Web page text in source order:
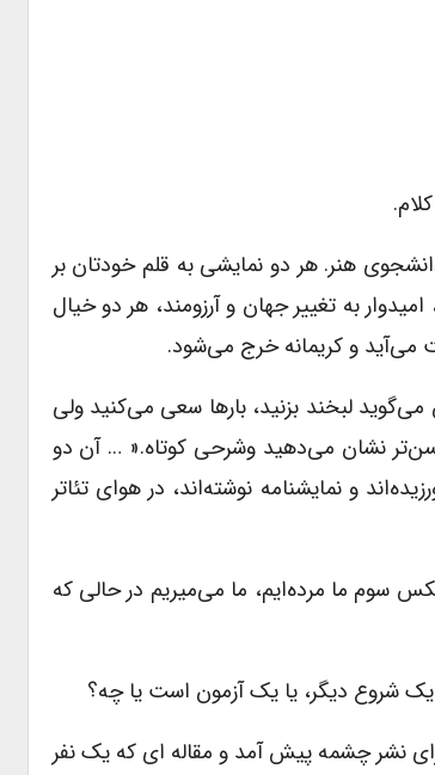
هنر. هر دو نمایشی به قلم خودتان بر
ساله است و شما ۲۵ ساله، هر دو جوان، امیدوار به تغییر جهان و آرزومند، هر دو خیال
می‌آید و کریمانه خرج می‌شود.
عکس دیگری از هر دو شما مربوط به سال ۱۹۳۰، عکاس می‌گوید لبخند بزنید،‌ بارها سعی می‌کنید ولی
۵۴ ساله و شما ۴۹ ساله‌اید و هر دو مسن‌تر نشان می‌دهید وشرحی کوتاه.« … آن دو
ورزیده‌اند و نمایشنامه نوشته‌اند، در هوای تئاتر
ما مرده‌ایم،‌ ما می‌میریم در حالی که
شروع دیگر، یا یک آزمون است یا چه؟
نشر چشمه پیش آمد و مقاله ای که یک نفر